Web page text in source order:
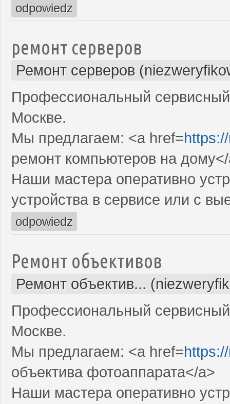
odpowiedz
ремонт серверов
Ремонт серверов
Профессиональный
Москве.
Мы предлагаем: <a href=
ремонт компьютеров на
Наши мастера оперативно
устройства в сервисе или с
odpowiedz
Ремонт объективов
Ремонт объектив...
Профессиональный
Москве.
Мы предлагаем: <a href=
объектива фотоаппарата</a>
Наши мастера оперативно